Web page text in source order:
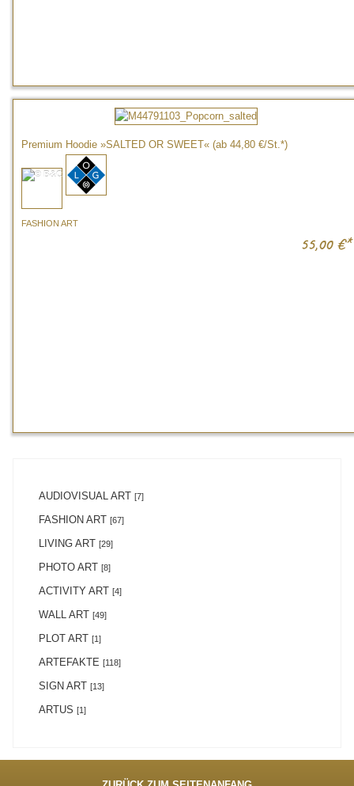
Premium Hoodie »SALTED OR SWEET« (ab 44,80 €/St.*)
FASHION ART
55,00 €*
AUDIOVISUAL ART [7]
FASHION ART [67]
LIVING ART [29]
PHOTO ART [8]
ACTIVITY ART [4]
WALL ART [49]
PLOT ART [1]
ARTEFAKTE [118]
SIGN ART [13]
ARTUS [1]